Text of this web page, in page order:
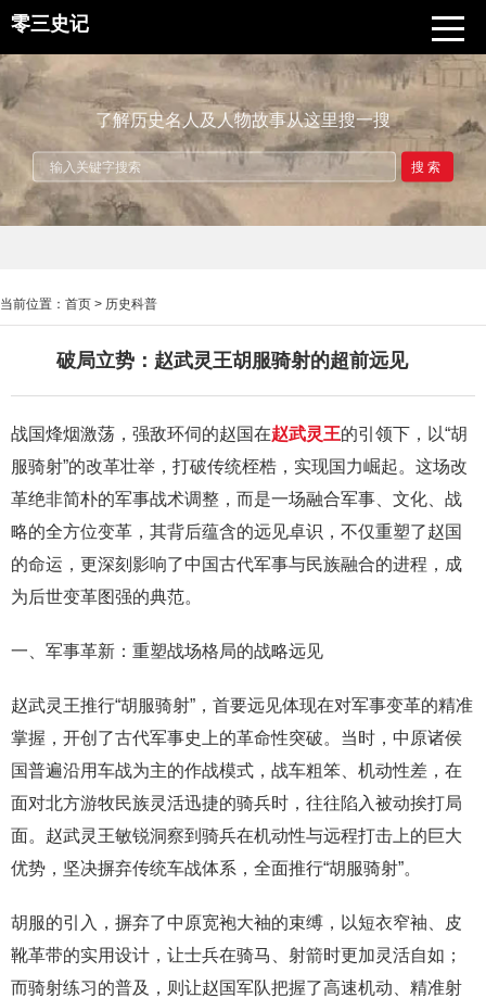
零三史记
了解历史名人及人物故事从这里搜一搜
搜索
当前位置： 首页 > 历史科普
破局立势：赵武灵王胡服骑射的超前远见
战国烽烟激荡，强敌环伺的赵国在赵武灵王的引领下，以“胡
服骑射”的改革壮举，打破传统桎梏，实现国力崛起。这场改
革绝非简朴的军事战术调整，而是一场融合军事、文化、战
略的全方位变革，其背后蕴含的远见卓识，不仅重塑了赵国
的命运，更深刻影响了中国古代军事与民族融合的进程，成
为后世变革图强的典范。
一、军事革新：重塑战场格局的战略远见
赵武灵王推行“胡服骑射”，首要远见体现在对军事变革的精准
掌握，开创了古代军事史上的革命性突破。当时，中原诸侯
国普遍沿用车战为主的作战模式，战车粗笨、机动性差，在
面对北方游牧民族灵活迅捷的骑兵时，往往陷入被动挨打局
面。赵武灵王敏锐洞察到骑兵在机动性与远程打击上的巨大
优势，坚决摒弃传统车战体系，全面推行“胡服骑射”。
胡服的引入，摒弃了中原宽袍大袖的束缚，以短衣窄袖、皮
靴革带的实用设计，让士兵在骑马、射箭时更加灵活自如；
而骑射练习的普及，则让赵国军队把握了高速机动、精准射